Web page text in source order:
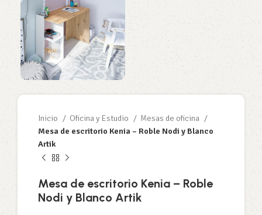
Inicio Oficina y Estudio
Mesas de oficina
Mesa de escritorio Kenia – Roble Nodi y Blanco
Artik
Mesa de escritorio Kenia – Roble
Nodi y Blanco Artik